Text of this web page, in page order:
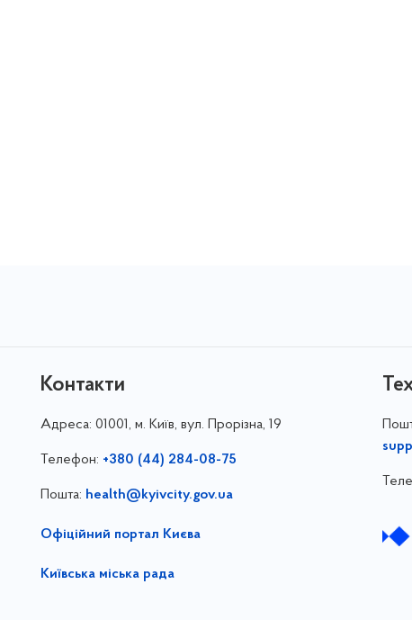
Контакти
Адреса: 01001, м. Київ, вул. Прорізна, 19
Телефон: +380 (44) 284-08-75
Пошта: health@kyivcity.gov.ua
Офіційний портал Києва
Київська міська рада